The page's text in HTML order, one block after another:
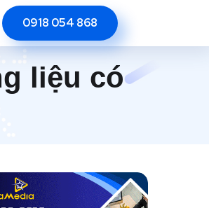
0918 054 868
liệu có